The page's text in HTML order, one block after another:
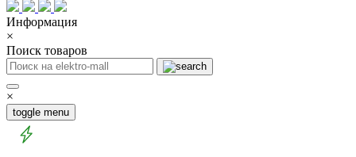
Информация
×
Поиск товаров
×
toggle menu